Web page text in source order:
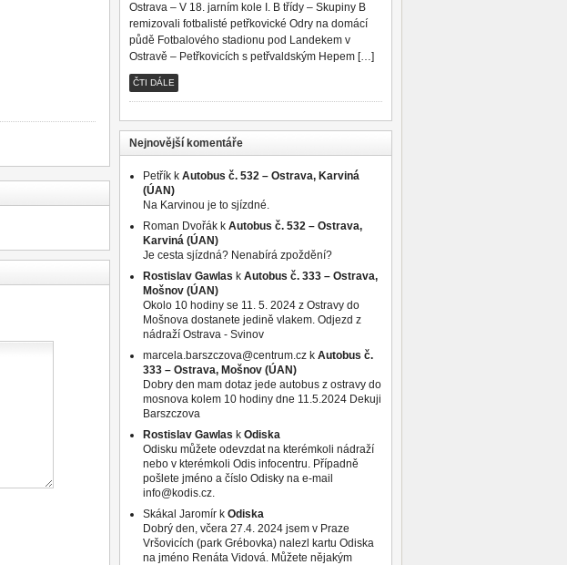
Ostrava – V 18. jarním kole I. B třídy – Skupiny B
remizovali fotbalisté petřkovické Odry na domácí
půdě Fotbalového stadionu pod Landekem v
Ostravě – Petřkovicích s petřvaldským Hepem […]
ČTI DÁLE
Nejnovější komentáře
Petřík k Autobus č. 532 – Ostrava, Karviná
(ÚAN)
Na Karvinou je to sjízdné.
Roman Dvořák k Autobus č. 532 – Ostrava,
Karviná (ÚAN)
Je cesta sjízdná? Nenabírá zpoždění?
Rostislav Gawlas k Autobus č. 333 – Ostrava,
Mošnov (ÚAN)
Okolo 10 hodiny se 11. 5. 2024 z Ostravy do
Mošnova dostanete jedině vlakem. Odjezd z
nádraží Ostrava - Svinov
marcela.barszczova@centrum.cz k Autobus č.
333 – Ostrava, Mošnov (ÚAN)
Dobry den mam dotaz jede autobus z ostravy do
mosnova kolem 10 hodiny dne 11.5.2024 Dekuji
Barszczova
Rostislav Gawlas k Odiska
Odisku můžete odevzdat na kterémkoli nádraží
nebo v kterémkoli Odis infocentru. Případně
pošlete jméno a číslo Odisky na e-mail
info@kodis.cz.
Skákal Jaromír k Odiska
Dobrý den, včera 27.4. 2024 jsem v Praze
Vršovicích (park Grébovka) nalezl kartu Odiska
na jméno Renáta Vidová. Můžete nějakým